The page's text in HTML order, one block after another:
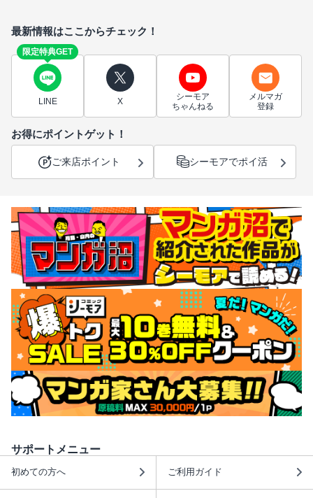
最新情報はここからチェック！
限定特典GET
LINE X
シーモア
ちゃんねる
メルマガ
登録
お得にポイントゲット！
ご来店ポイント シーモアでポイ活
サポートメニュー
初めての方へ ご利用ガイド